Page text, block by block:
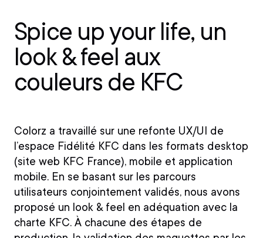
Spice up your life, un
look & feel aux
couleurs de KFC
Colorz a travaillé sur une refonte UX/UI de
l’espace Fidélité KFC dans les formats desktop
(site web KFC France), mobile et application
mobile. En se basant sur les parcours
utilisateurs conjointement validés, nous avons
proposé un look & feel en adéquation avec la
charte KFC. À chacune des étapes de